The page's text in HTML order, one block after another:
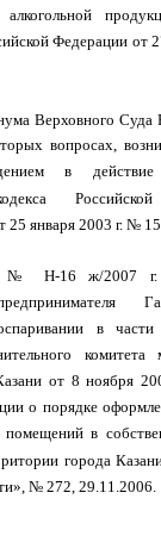
Федерации от
Верховного Суда
вопросах,
в действие
25 января 2003 г. №
№ Н-16 ж/2007 г.
в части
комитета
от 8 ноября
о порядке
в
города
№ 272, 29.11.2006.